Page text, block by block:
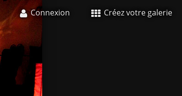
Connexion Créez votre galerie